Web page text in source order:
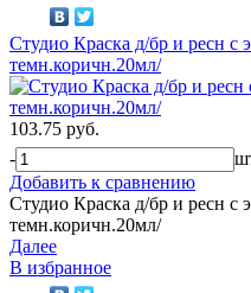
Студио Краска д/бр и ресн с
темн.коричн.20мл/
103.75 руб.
-
Добавить к сравнению
Студио Краска д/бр и ресн с
темн.коричн.20мл/
Далее
В избранное